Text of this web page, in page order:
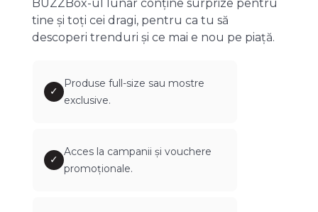
BUZZBox-ul lunar conține surprize pentru
tine și toți cei dragi, pentru ca tu să
descoperi trenduri și ce mai e nou pe piață.
✓
Produse full-size sau mostre
exclusive.
✓
Acces la campanii și vouchere
promoționale.